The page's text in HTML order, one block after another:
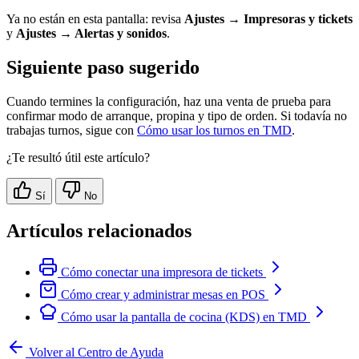
Ya no están en esta pantalla: revisa Ajustes → Impresoras y tickets
y Ajustes → Alertas y sonidos.
Siguiente paso sugerido
Cuando termines la configuración, haz una venta de prueba para
confirmar modo de arranque, propina y tipo de orden. Si todavía no
trabajas turnos, sigue con Cómo usar los turnos en TMD.
¿Te resultó útil este artículo?
Sí No
Artículos relacionados
Cómo conectar una impresora de tickets
Cómo crear y administrar mesas en POS
Cómo usar la pantalla de cocina (KDS) en TMD
Volver al Centro de Ayuda